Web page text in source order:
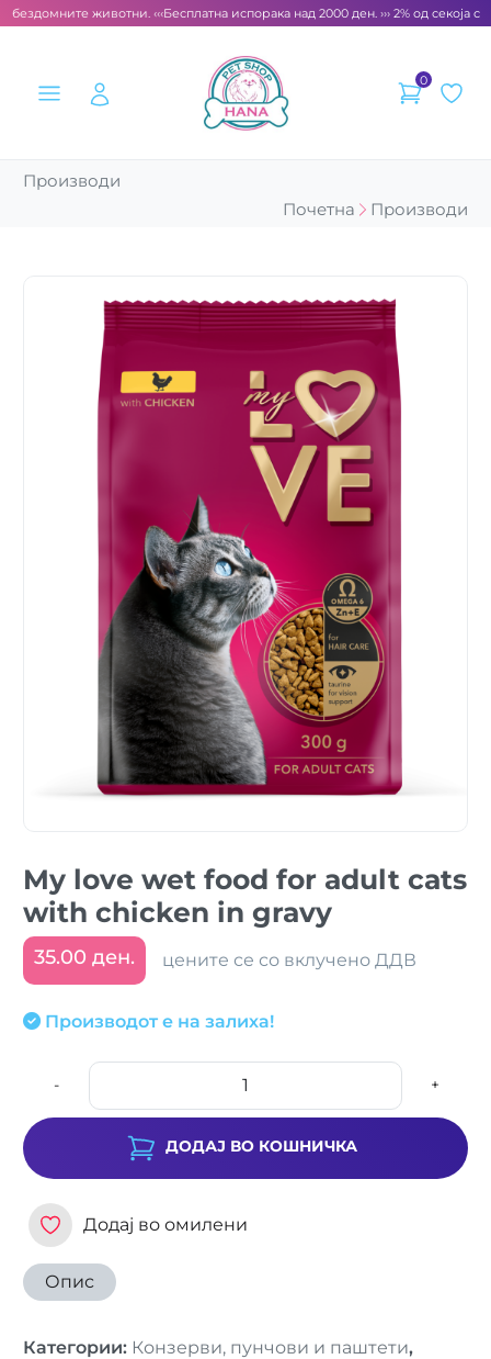
животни. ‹‹‹Бесплатна испорака над 2000 ден. ››› 2% од секоја
0
Производи
Почетна
Производи
My love wet food for adult cats
with chicken in gravy
35.00 ден. цените се со вклучено ДДВ
Производот е на залиха!
- +
ДОДАЈ ВО КОШНИЧКА
Додај во омилени
Опис
Категории: Конзерви, пунчови и паштети,